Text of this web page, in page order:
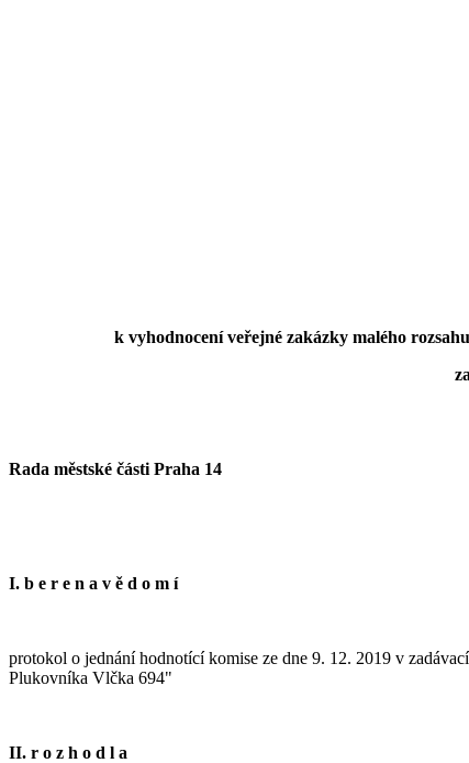
k vyhodnocení veřejné zakázky malého
Rada městské části Praha 14
I. b e r e n a v ě d o m í
protokol o jednání hodnotící komise ze dne 9. 12. 2019 v
Plukovníka Vlčka 694"
II. r o z h o d l a